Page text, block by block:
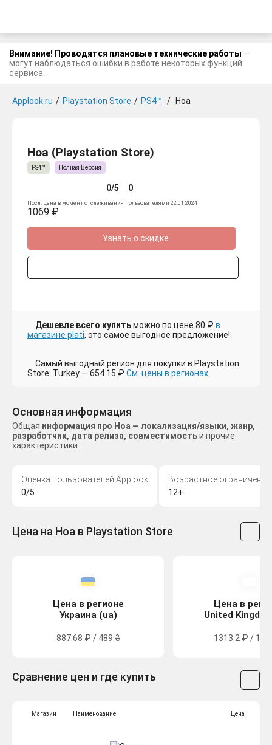
Внимание! Проводятся плановые технические работы —
могут наблюдаться ошибки в работе некоторых функций
сервиса.
Applook.ru / Playstation Store / PS4™ / Hoa
Hoa (Playstation Store)
PS4™ Полная Версия
0/5 0
Посл. цена в момент отслеживания пользователями 22.01.2024
1069 ₽
Узнать о скидке
Дешевле всего купитьможно по цене 80 ₽ в
магазине plati, это самое выгодное предложение!
Самый выгодный регион для покупки в Playstation
Store: Turkey — 654.15 ₽ См. цены в регионах
Основная информация
Общая информация про Hoa — локализация/языки, жанр,
разработчик, дата релиза, совместимостьи прочие
характеристики.
Оценка пользователей Applook
0/5
Возрастное ограничение
12+
Цена на Hoa в Playstation Store
Цена в регионе
Украина (ua)
887.68 ₽ / 489 ₴
Цена в
United
1313.2 ₽ /
Сравнение цен и где купить
Магазин Наименование Цена